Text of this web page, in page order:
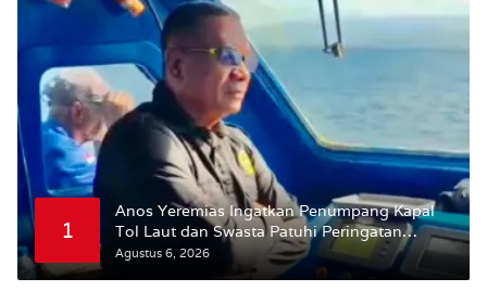
1
Anos Yeremias Ingatkan Penumpang Kapal
Tol Laut dan Swasta Patuhi Peringatan
BMKG
Agustus 6, 2026